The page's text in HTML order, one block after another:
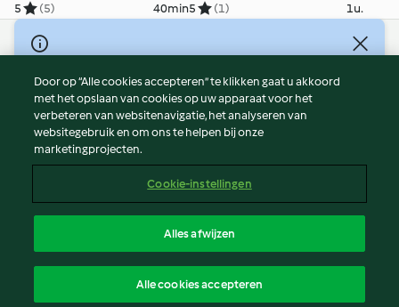
5 (5) 40min5 (1) 1u.
© Copyright 2026
Gebruiksvoorwaarden
Privacybeleid
Disclaimer
Colofon
Verslag Inhoud
Toegankelijkheidsverklaring
Door op “Alle cookies accepteren” te klikken gaat u akkoord
met het opslaan van cookies op uw apparaat voor het
verbeteren van websitenavigatie, het analyseren van
websitegebruik en om ons te helpen bij onze
marketingprojecten.
Cookie-instellingen
Alles afwijzen
Alle cookies accepteren